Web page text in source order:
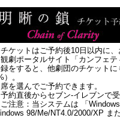
チケットはご予約後10日以内に
観劇ポータルサイト「カンフェ
をすると、他劇団のチケット
）。
席を選んでご予約できます。
予約直後からセブン-イレブンで
注意：当システムは 「
98/Me/NT4.0/2000/XP ま